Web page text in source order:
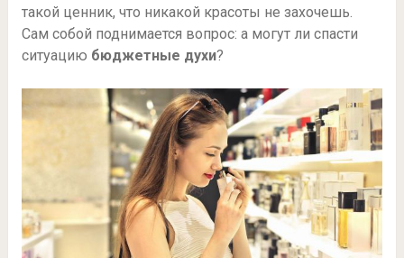
такой ценник, что никакой красоты не захочешь.
Сам собой поднимается вопрос: а могут ли спасти
ситуацию бюджетные духи?